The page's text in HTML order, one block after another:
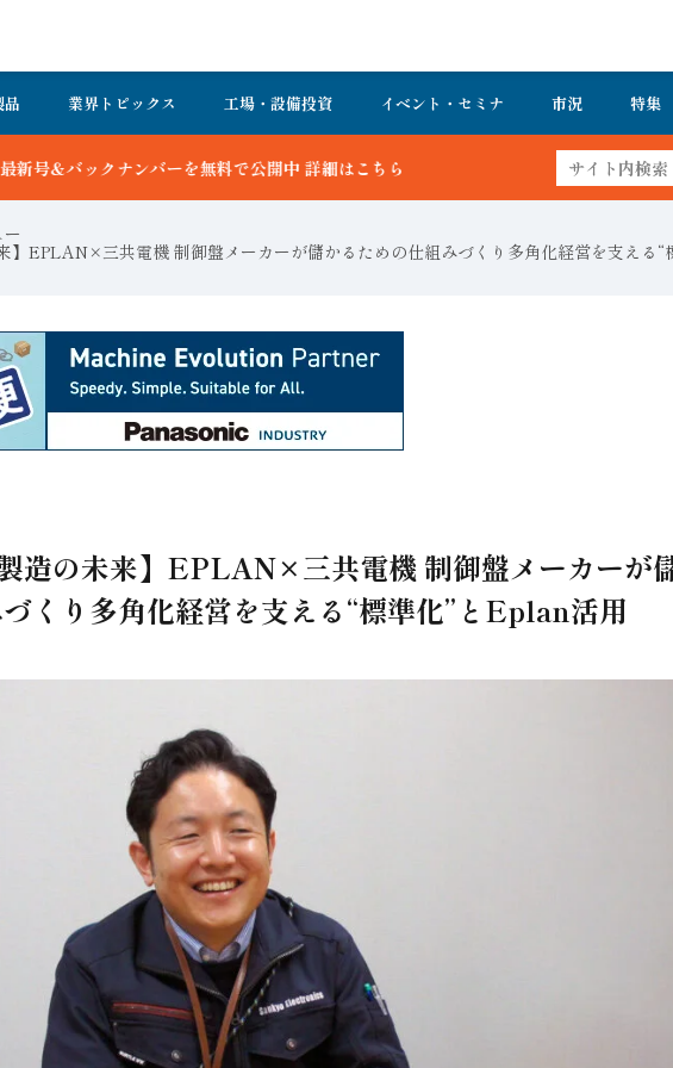
品 業界トピックス 工場・設備投資 イベント・セミナ 市況 特集
詳細はこちら
】EPLAN×三共電機 制御盤メーカーが儲かるための仕組みづくり多角化経営を支える
造の未来】EPLAN×三共電機 制御盤メーカーが
くり多角化経営を支える“標準化”とEplan活用